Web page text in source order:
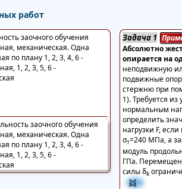
работ
заочного обучения
механическая. Одна
по плану 1, 2, 3, 4, 6 -
1, 2, 3, 5, 6 -
Задача 1
Абсолютно
опирается на
неподвижную
подвижные
стержню при
1). Требуется
нормальным
определить
нагрузки F,
σт=240 МПа, а
модуль
ГПа.
силы δk
👯